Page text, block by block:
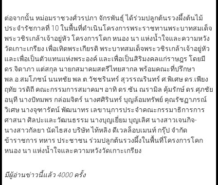
ต่อจากนั้น หม่อมราชวงศ์วรปภา จักรพันธุ์ ได้ร่วมปลูกต้นรวงผึ้งต้นไม้
ประจำรัชกาลที่ 10 ในพื้นที่ดำเนินโครงการพระราชทานพระบาทสมเด็จ
พระวชิรเกล้าเจ้าอยู่หัว โครงการโคก หนอง นา แห่งน้ำใจและความหวัง
วัดเกาะเกรียง เพื่อเทิดพระเกียรติ พระบาทสมเด็จพระวชิรเกล้าเจ้าอยู่หัว
และเพื่อเป็นตัวแทนแห่งพระองค์ และเพื่อเป็นสิริมงคลแก่ราษฎร โดยมี
ดร.จิดาภา แต่สกุล นายกสมาคมสตรีไทยสากล พร้อมคณะที่ปรึกษา
พล.อ.สมโภชน์ นนทชัย พล.ต.วัชชรินทร์ สุวรรณรินทร์ ศ.พิเศษ ดร.เพียง
ฤทัย วรดิถี คณะกรรมการสมาคมฯ อาทิ ดร.ซัน ณรามิล คุ้มรักษ์ ดร.ศุภชัย
อนุที นางปัทมพร กล่อมจิตร์ นางศศิรินทร์ บุญล้อมทรัพย์ คุณรัชฏาภรณ์
วิเศษ นางจุฑารัตน์ พัฒนาทร เลขานุการประจำคณะกรรมาธิการการ
ศาสนา ศิลปะและวัฒนธรรม นางบุญเยี่ยม บุญเลิศ นางสาวเจนกิจ-
นางสาวกัลยา นัดไธสง บริษัท ไท้หลิง ดีเวลล็อบเมนท์ กรุ๊ป จำกัด
ข้าราชการ ทหาร ประชาชน ร่วมปลูกต้นรวงผึ้งในพื้นที่โครงการโคก
หนอง นา แห่งน้ำใจและความหวังวัดเกาะเกรียง
มีผู้อ่านข่าวนี้แล้ว 4000 ครั้ง